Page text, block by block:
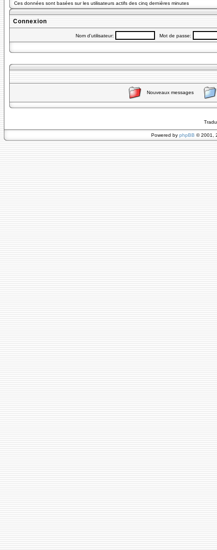
Ces données sont basées sur les utilisateurs actifs des cinq dernières minutes
Connexion
Nom d'utilisateur: Mot de passe:
Nouveaux messages
Powered by phpBB © 2001,